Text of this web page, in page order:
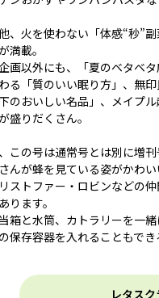
、火を使わない「体感“秒”
満載。
画以外にも、「夏のベタベ
る「質のいい眠り方」、無
のおいしい名品」、メイプ
盛りだくさん。
この号は通常号とは別に増
んが蜂を見ている姿がかわ
ストファー・ロビンなどの
ります。
箱と水筒、カトラリーを一
保存容器を入れることもでき
レタス